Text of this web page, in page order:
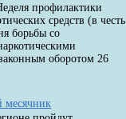
профилактики
средств (в честь
борьбы со
оборотом 26
месячник